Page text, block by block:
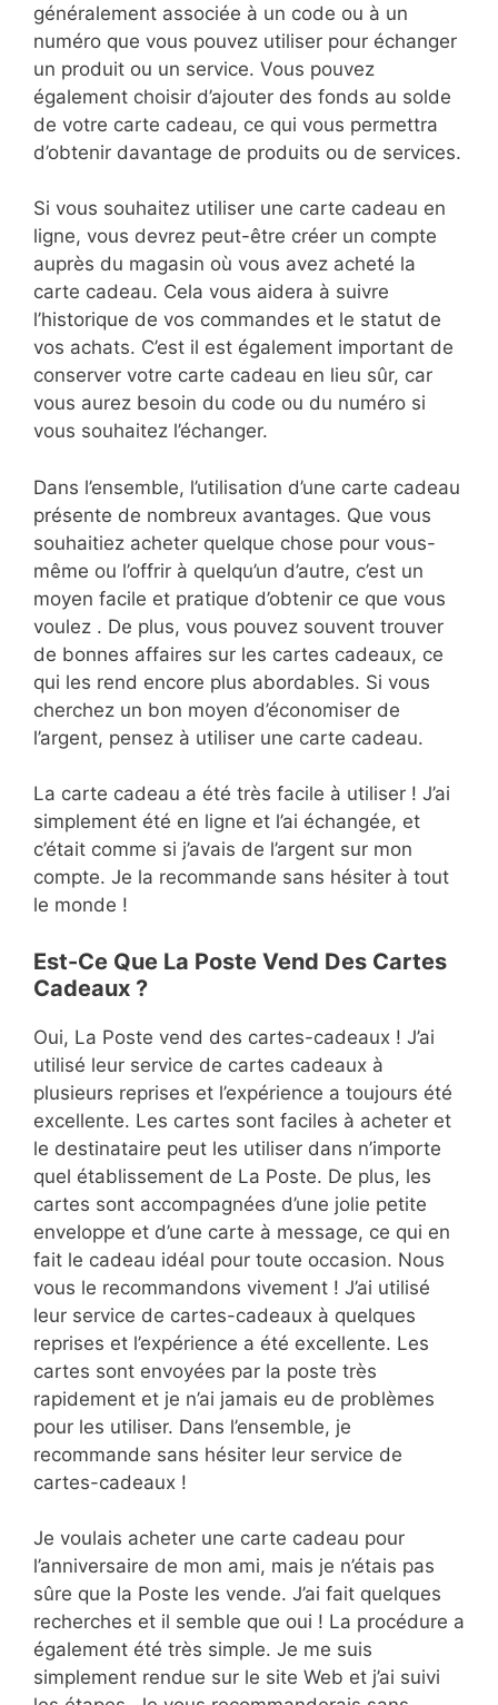
généralement associée à un code ou à un
numéro que vous pouvez utiliser pour échanger
un produit ou un service. Vous pouvez
également choisir d’ajouter des fonds au solde
de votre carte cadeau, ce qui vous permettra
d’obtenir davantage de produits ou de services.
Si vous souhaitez utiliser une carte cadeau en
ligne, vous devrez peut-être créer un compte
auprès du magasin où vous avez acheté la
carte cadeau. Cela vous aidera à suivre
l’historique de vos commandes et le statut de
vos achats. C’est il est également important de
conserver votre carte cadeau en lieu sûr, car
vous aurez besoin du code ou du numéro si
vous souhaitez l’échanger.
Dans l’ensemble, l’utilisation d’une carte cadeau
présente de nombreux avantages. Que vous
souhaitiez acheter quelque chose pour vous-
même ou l’offrir à quelqu’un d’autre, c’est un
moyen facile et pratique d’obtenir ce que vous
voulez . De plus, vous pouvez souvent trouver
de bonnes affaires sur les cartes cadeaux, ce
qui les rend encore plus abordables. Si vous
cherchez un bon moyen d’économiser de
l’argent, pensez à utiliser une carte cadeau.
La carte cadeau a été très facile à utiliser ! J’ai
simplement été en ligne et l’ai échangée, et
c’était comme si j’avais de l’argent sur mon
compte. Je la recommande sans hésiter à tout
le monde !
Est-Ce Que La Poste Vend Des Cartes
Cadeaux ?
Oui, La Poste vend des cartes-cadeaux ! J’ai
utilisé leur service de cartes cadeaux à
plusieurs reprises et l’expérience a toujours été
excellente. Les cartes sont faciles à acheter et
le destinataire peut les utiliser dans n’importe
quel établissement de La Poste. De plus, les
cartes sont accompagnées d’une jolie petite
enveloppe et d’une carte à message, ce qui en
fait le cadeau idéal pour toute occasion. Nous
vous le recommandons vivement ! J’ai utilisé
leur service de cartes-cadeaux à quelques
reprises et l’expérience a été excellente. Les
cartes sont envoyées par la poste très
rapidement et je n’ai jamais eu de problèmes
pour les utiliser. Dans l’ensemble, je
recommande sans hésiter leur service de
cartes-cadeaux !
Je voulais acheter une carte cadeau pour
l’anniversaire de mon ami, mais je n’étais pas
sûre que la Poste les vende. J’ai fait quelques
recherches et il semble que oui ! La procédure a
également été très simple. Je me suis
simplement rendue sur le site Web et j’ai suivi